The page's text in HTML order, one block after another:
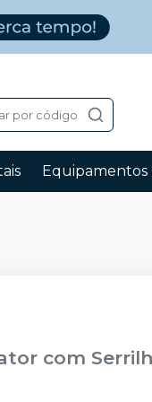
por código
Equipamentos
com